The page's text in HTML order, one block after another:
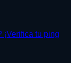
tu ping